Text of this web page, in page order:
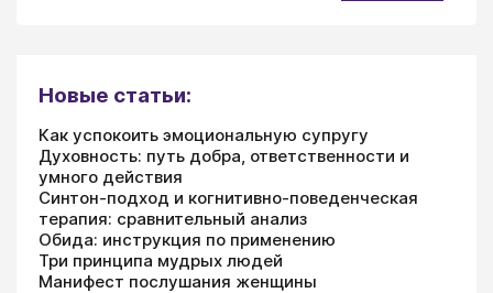
Новые статьи:
Как успокоить эмоциональную супругу
Духовность: путь добра, ответственности и
умного действия
Синтон-подход и когнитивно-поведенческая
терапия: сравнительный анализ
Обида: инструкция по применению
Три принципа мудрых людей
Манифест послушания женщины